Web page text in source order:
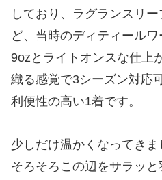
しており、ラグランスリ
ど、当時のディティールワ
9ozとライトオンスな仕上
織る感覚で3シーズン対応
利便性の高い1着です。
少しだけ温かくなってきま
そろそろこの辺をサラッ